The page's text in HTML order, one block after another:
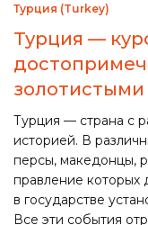
Турция (Turkey)
Турция —
Турция — страна с
историей. В
персы, македонцы,
правление которых
в государстве
Все эти события